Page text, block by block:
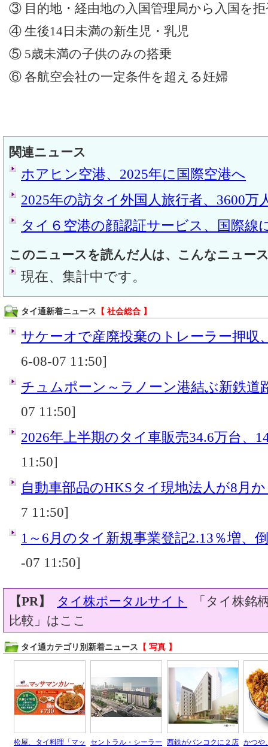
③ 目的地・経由地の入国管理局から入国を
④ 生後14日未満の新生児・乳児
⑤ 5歳未満の子供のみの搭乗
⑥ 各航空会社の一定条件を超える妊婦
関連ニュース
ホアヒン空港、2025年に国際空港へ
2025年の訪タイ外国人旅行者、3600万
タイ６空港の顔認証サービス、国際線
このニュースを読んだ人は、こんなニュー
現在、集計中です。
タイ通新着ニュース 【 社会総合 】
サケーオで産廃投棄のトレーラー押収
6-08-07 11:50]
チュムポーン～ラノーン港結ぶ新鉄道
07 11:50]
2026年上半期のタイ車販売34.6万台、
11:50]
自動車部品のHKSタイ現地法人が8月
7 11:50]
1～6月のタイ新規事業登記2.13％増、
-07 11:50]
【PR】 タイ株ポータルサイト
「タイ株銘
比較」はここ
タイ通カテゴリ別新着ニュース 【 写真 】
松屋、タイ料理「マッ
セントラル・シーラー
西鉄がバンコクに２店 かつや